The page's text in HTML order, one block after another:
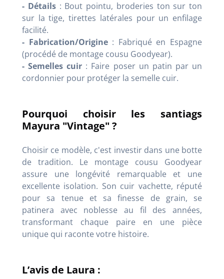
- Détails: Bout pointu, broderies ton sur ton
sur la tige, tirettes latérales pour un enfilage
facilité.
- Fabrication/Origine: Fabriqué en Espagne
(procédé de montage cousu Goodyear).
- Semelles cuir : Faire poser un patin par un
cordonnier pour protéger la semelle cuir.
Pourquoi choisir les santiags
Mayura "Vintage" ?
Choisir ce modèle, c'est investir dans une botte
de tradition. Le montage cousu Goodyear
assure une longévité remarquable et une
excellente isolation. Son cuir vachette, réputé
pour sa tenue et sa finesse de grain, se
patinera avec noblesse au fil des années,
transformant chaque paire en une pièce
unique qui raconte votre histoire.
L’avis de Laura :